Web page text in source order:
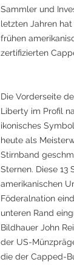
Sammler und
letzten Jahren
frühen
zertifizierten
Die Vorderseite
Liberty im Profil
ikonisches
heute als
Stirnband
Sternen. Diese 13
amerikanischen
Föderalnation
unteren Rand
Bildhauer John
der US-
die der Capped-